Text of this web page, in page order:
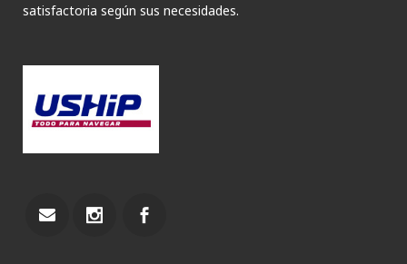
satisfactoria según sus necesidades.